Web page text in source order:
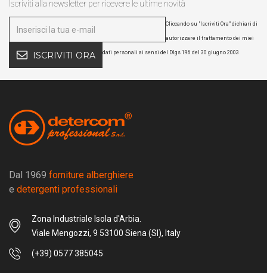
Iscriviti alla newsletter per ricevere le ultime novità
ISCRIVITI ORA
Cliccando su "Iscriviti Ora" dichiari di
autorizzare il trattamento dei miei
dati personali ai sensi del Dlgs 196 del 30 giugno 2003
Dal 1969 forniture alberghiere
e detergenti professionali
Zona Industriale Isola d'Arbia.
Viale Mengozzi, 9 53100 Siena (SI), Italy
(+39) 0577 385045